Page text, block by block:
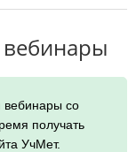
вебинары со
получать
УчМет.